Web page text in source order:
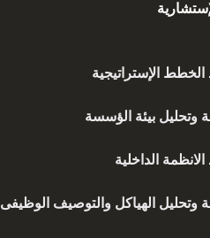
الخطط الإستراتيجية
وتحليل بيئة الؤسسة
الانظمة الداخلية
وتحليل الهياكل والتوصيف الوظيفى